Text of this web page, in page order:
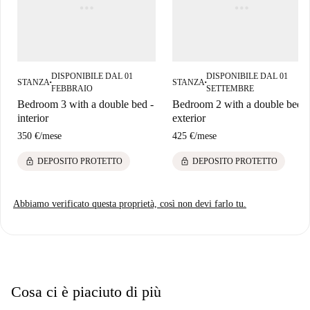
STANZA ■
DISPONIBILE DAL 01
FEBBRAIO
Bedroom 3 with a double bed -
interior
350 €/mese
lock DEPOSITO PROTETTO
STANZA ■
DISPONIBILE DAL 01
SETTEMBRE
Bedroom 2 with a double bed -
exterior
425 €/mese
lock DEPOSITO PROTETTO
Abbiamo verificato questa proprietà, così non devi farlo tu.
Cosa ci è piaciuto di più